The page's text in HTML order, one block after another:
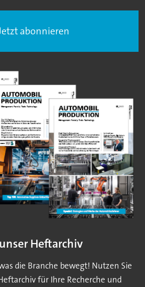
abonnieren
Heftarchiv
die Branche bewegt! Nutzen Sie
für Ihre Recherche und